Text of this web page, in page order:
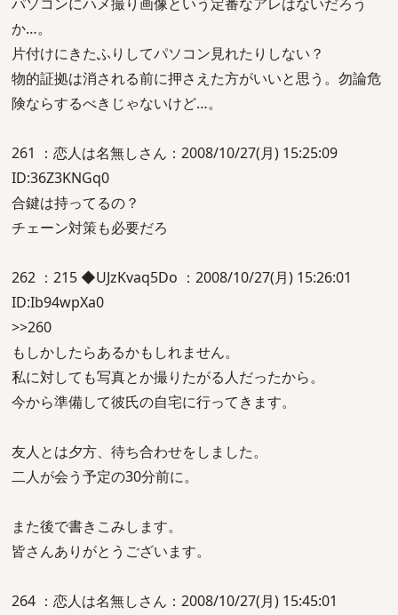
か…。
片付けにきたふりしてパソコン見れたりしない？
物的証拠は消される前に押さえた方がいいと思う。勿論危
険ならするべきじゃないけど…。
261 ：恋人は名無しさん：2008/10/27(月) 15:25:09
ID:36Z3KNGq0
合鍵は持ってるの？
チェーン対策も必要だろ
262 ：215 ◆UJzKvaq5Do ：2008/10/27(月) 15:26:01
ID:Ib94wpXa0
>>260
もしかしたらあるかもしれません。
私に対しても写真とか撮りたがる人だったから。
今から準備して彼氏の自宅に行ってきます。
友人とは夕方、待ち合わせをしました。
二人が会う予定の30分前に。
また後で書きこみします。
皆さんありがとうございます。
264 ：恋人は名無しさん：2008/10/27(月) 15:45:01